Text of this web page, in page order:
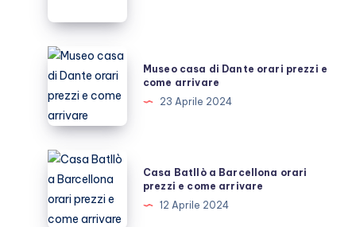
2026:
Le
date
Museo
casa
di
Dante
orari
prezzi
e
come
arrivare
Museo casa di Dante orari prezzi e
come arrivare
23 Aprile 2024
Casa
Batllò
a
Barcellona
Casa Batllò a Barcellona orari
prezzi e come arrivare
12 Aprile 2024